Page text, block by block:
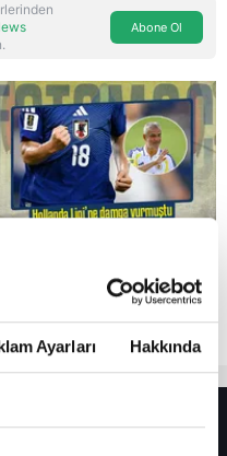
Ayarları Hakkında
Abone Ol